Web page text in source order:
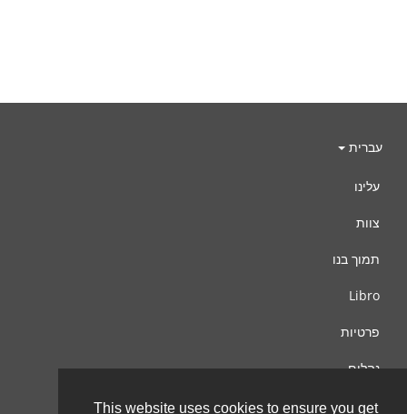
This website uses cookies to ensure you get
עברית
עלינו
צוות
תמוך בנו
Libro
פרטיות
נהלים
צור קשר